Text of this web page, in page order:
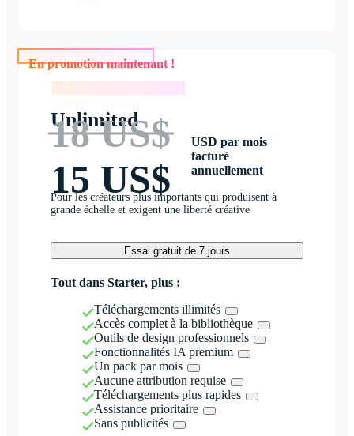
En promotion maintenant !
Unlimited
18 US$
15 US$
USD par mois
facturé
annuellement
Pour les créateurs plus importants qui produisent à
grande échelle et exigent une liberté créative
Essai gratuit de 7 jours
Tout dans Starter, plus :
Téléchargements illimités
Accès complet à la bibliothèque
Outils de design professionnels
Fonctionnalités IA premium
Un pack par mois
Aucune attribution requise
Téléchargements plus rapides
Assistance prioritaire
Sans publicités